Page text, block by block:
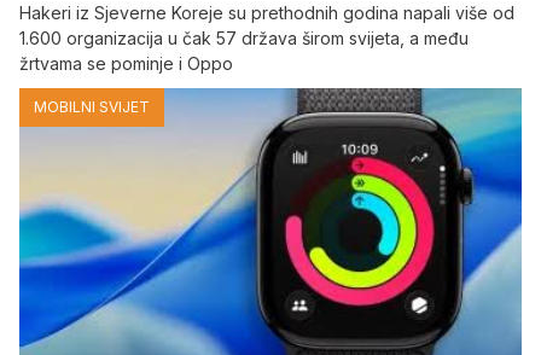
Hakeri iz Sjeverne Koreje su prethodnih godina napali više od
1.600 organizacija u čak 57 država širom svijeta, a među
žrtvama se pominje i Oppo
MOBILNI SVIJET